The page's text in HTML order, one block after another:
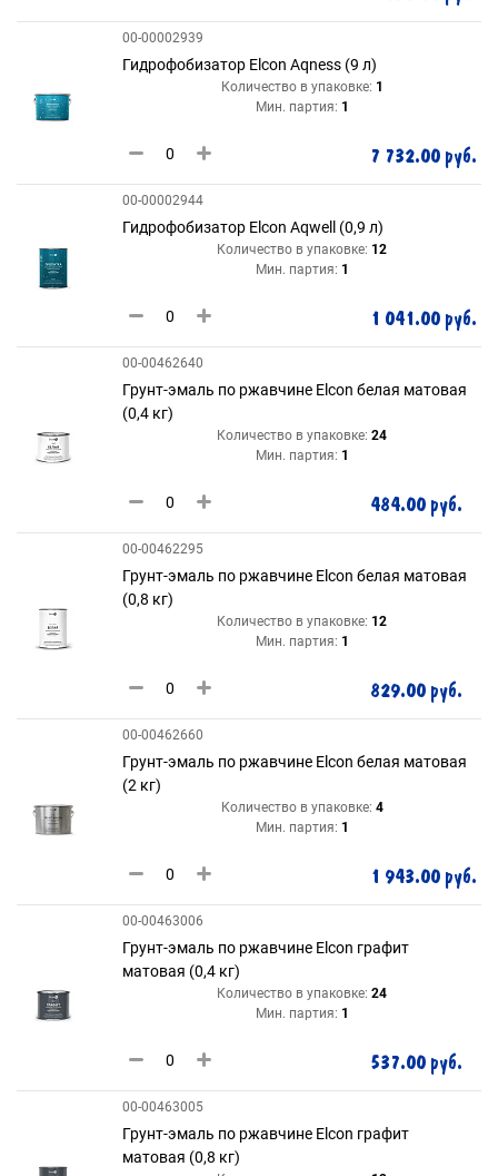
00-00002939
Гидрофобизатор Elcon Aqness (9 л)
Количество в упаковке: 1
Мин. партия: 1
7 732.00 руб.
00-00002944
Гидрофобизатор Elcon Aqwell (0,9 л)
Количество в упаковке: 12
Мин. партия: 1
1 041.00 руб.
00-00462640
Грунт-эмаль по ржавчине Elcon белая матовая
(0,4 кг)
Количество в упаковке: 24
Мин. партия: 1
484.00 руб.
00-00462295
Грунт-эмаль по ржавчине Elcon белая матовая
(0,8 кг)
Количество в упаковке: 12
Мин. партия: 1
829.00 руб.
00-00462660
Грунт-эмаль по ржавчине Elcon белая матовая
(2 кг)
Количество в упаковке: 4
Мин. партия: 1
1 943.00 руб.
00-00463006
Грунт-эмаль по ржавчине Elcon графит
матовая (0,4 кг)
Количество в упаковке: 24
Мин. партия: 1
537.00 руб.
00-00463005
Грунт-эмаль по ржавчине Elcon графит
матовая (0,8 кг)